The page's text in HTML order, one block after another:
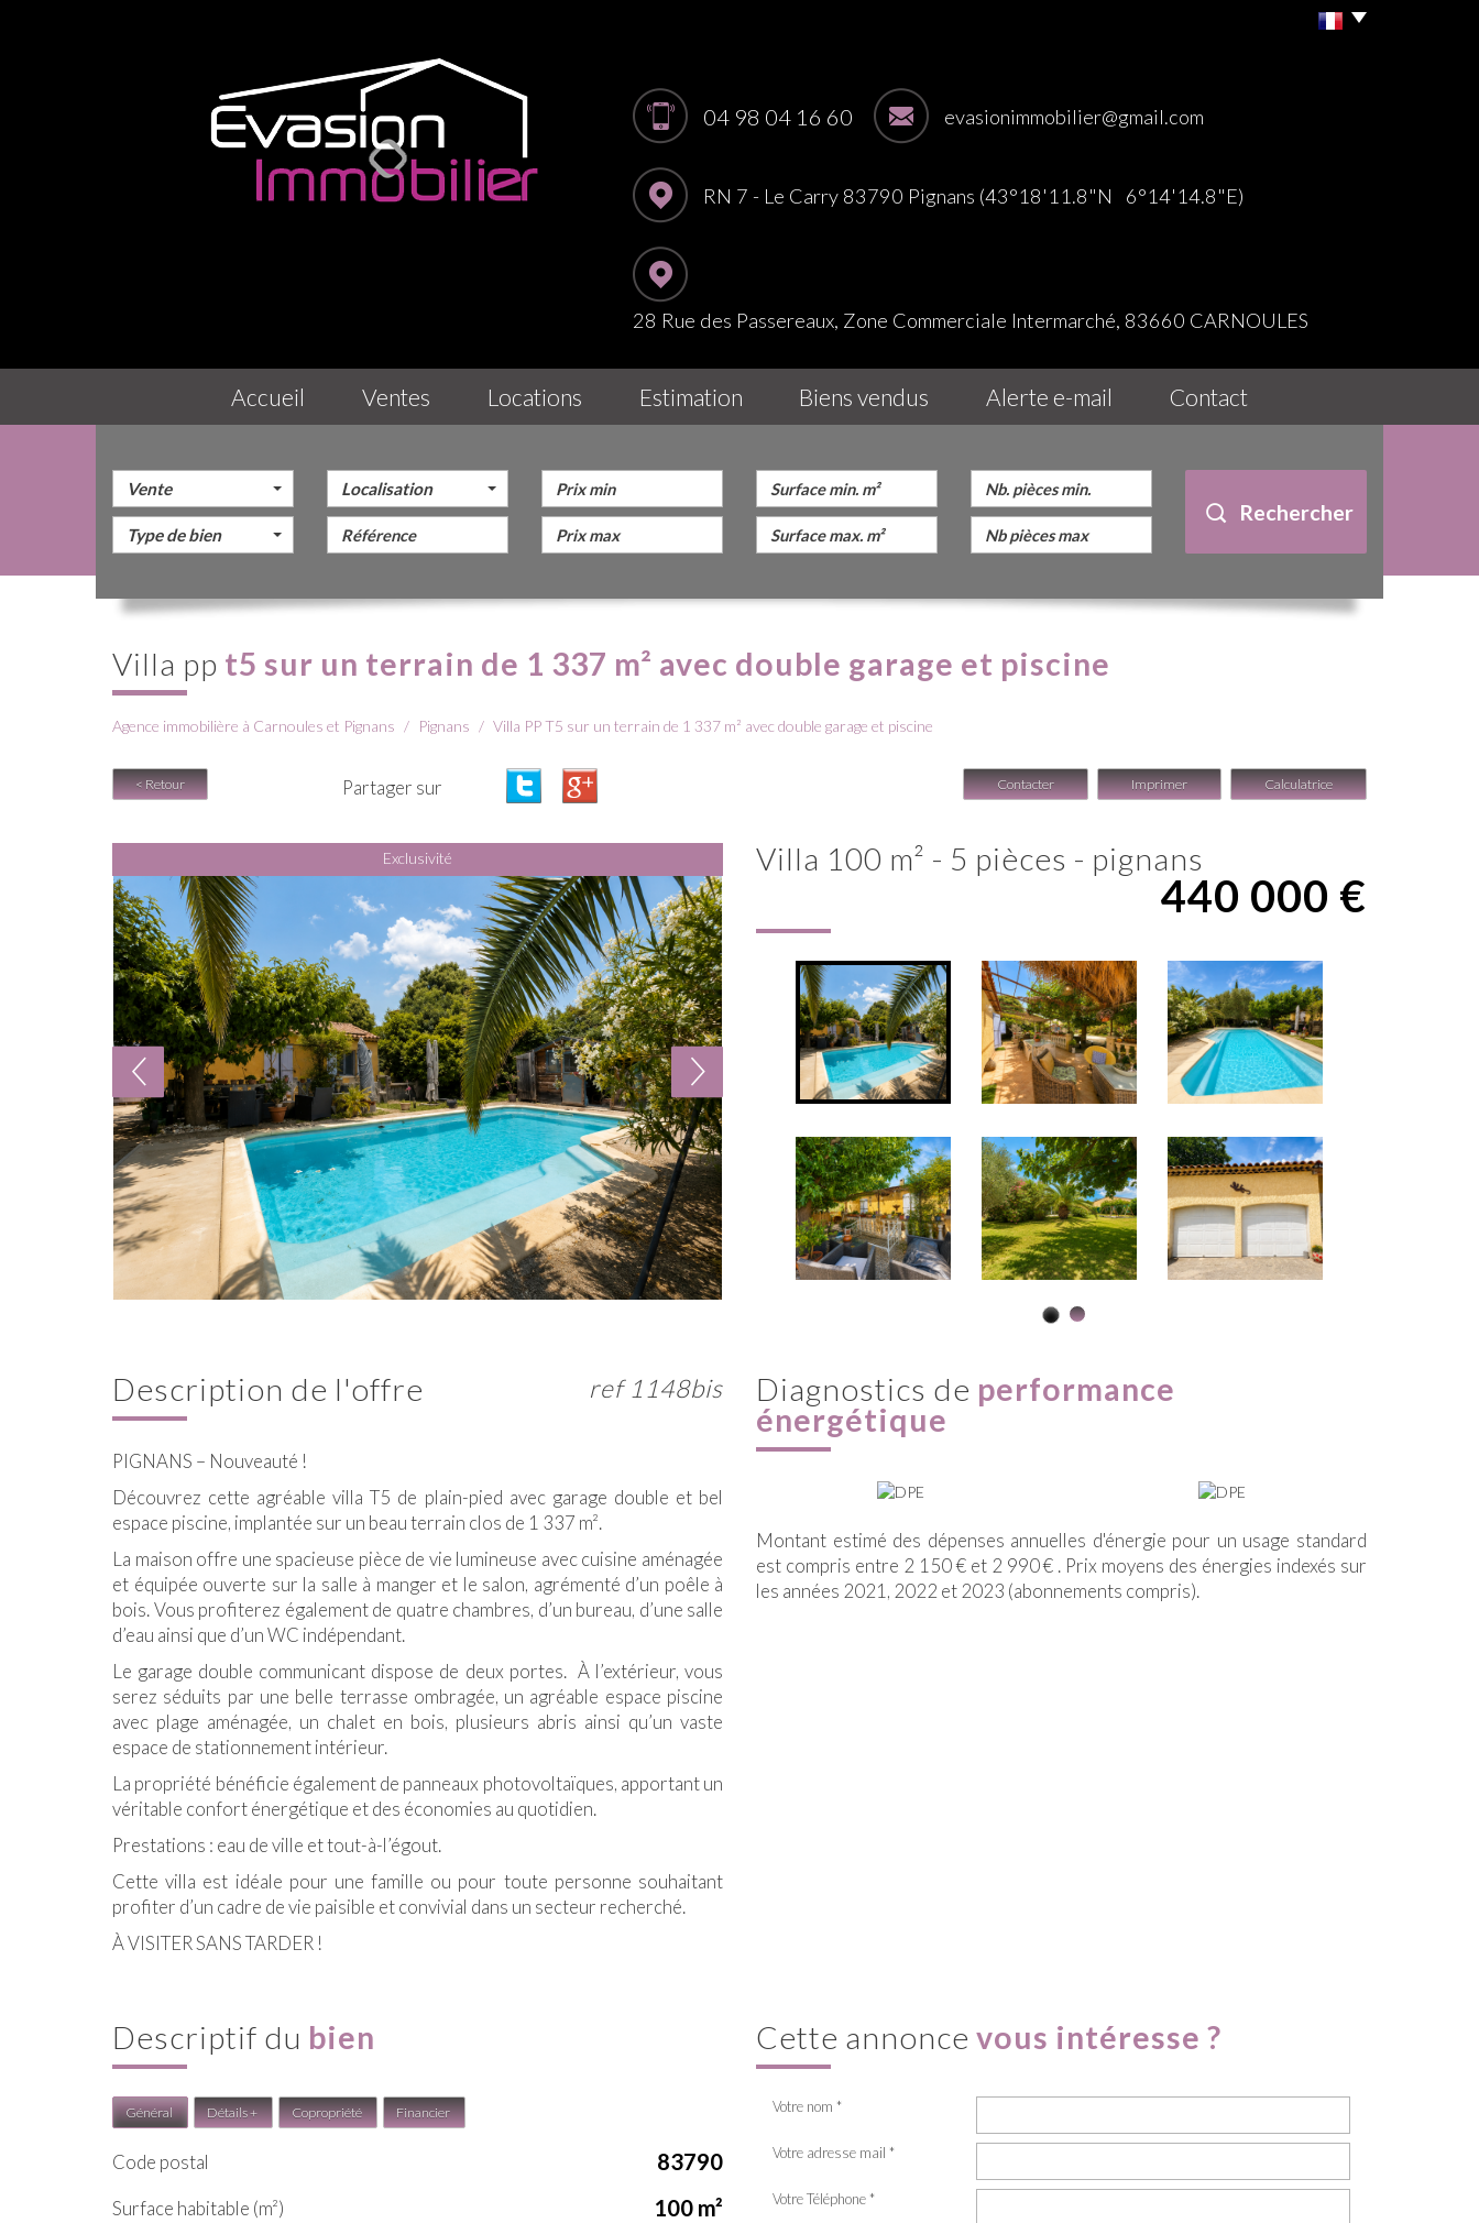
04 98 04 16 60 evasionimmobilier@gmail.com
RN 7 - Le Carry 83790 Pignans (43°18'11.8"N 6°14'14.8"E)
28 Rue des Passereaux, Zone Commerciale Intermarché, 83660 CARNOULES
accueil ventes locations estimation biens vendus alerte e-mail contact
Vente
Type de bien
Localisation
Rechercher
villa pp t5 sur un terrain de 1 337 m² avec double garage et piscine
Agence immobilière à Carnoules et Pignans Pignans Villa PP T5 sur un terrain de 1 337 m² avec double garage et piscine
< Retour Partager sur Contacter Imprimer Calculatrice
Exclusivité villa 100 m² - 5 pièces - pignans
440 000 €
description de l'offre ref 1148bis
PIGNANS – Nouveauté !
Découvrez cette agréable villa T5 de plain-pied avec garage double et bel
espace piscine, implantée sur un beau terrain clos de 1 337 m².
La maison offre une spacieuse pièce de vie lumineuse avec cuisine aménagée
et équipée ouverte sur la salle à manger et le salon, agrémenté d’un poêle à
bois. Vous profiterez également de quatre chambres, d’un bureau, d’une salle
d’eau ainsi que d’un WC indépendant.
Le garage double communicant dispose de deux portes. À l’extérieur, vous
serez séduits par une belle terrasse ombragée, un agréable espace piscine
avec plage aménagée, un chalet en bois, plusieurs abris ainsi qu’un vaste
espace de stationnement intérieur.
La propriété bénéficie également de panneaux photovoltaïques, apportant un
véritable confort énergétique et des économies au quotidien.
Prestations : eau de ville et tout-à-l’égout.
Cette villa est idéale pour une famille ou pour toute personne souhaitant
profiter d’un cadre de vie paisible et convivial dans un secteur recherché.
À VISITER SANS TARDER !
diagnostics de performance
énergétique
Montant estimé des dépenses annuelles d'énergie pour un usage standard
est compris entre 2 150 € et 2 990 € . Prix moyens des énergies indexés sur
les années 2021, 2022 et 2023 (abonnements compris).
descriptif du bien
Général Détails + Copropriété Financier
Code postal 83790
Surface habitable (m²) 100 m²
cette annonce vous intéresse ?
Votre nom *
Votre adresse mail *
Votre Téléphone *